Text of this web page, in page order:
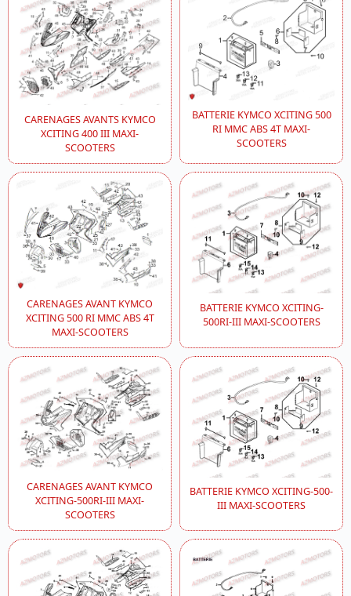
CARENAGES AVANTS KYMCO
XCITING 400 III MAXI-
SCOOTERS
BATTERIE KYMCO XCITING 500
RI MMC ABS 4T MAXI-
SCOOTERS
CARENAGES AVANT KYMCO
XCITING 500 RI MMC ABS 4T
MAXI-SCOOTERS
BATTERIE KYMCO XCITING-
500RI-III MAXI-SCOOTERS
CARENAGES AVANT KYMCO
XCITING-500RI-III MAXI-
SCOOTERS
BATTERIE KYMCO XCITING-500-
III MAXI-SCOOTERS